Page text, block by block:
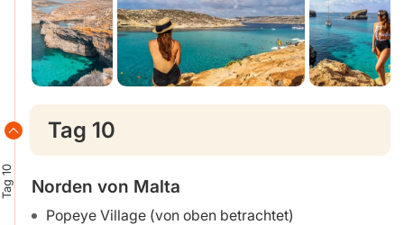
Tag 10
Tag 10
Norden von Malta
Popeye Village (von oben betrachtet)